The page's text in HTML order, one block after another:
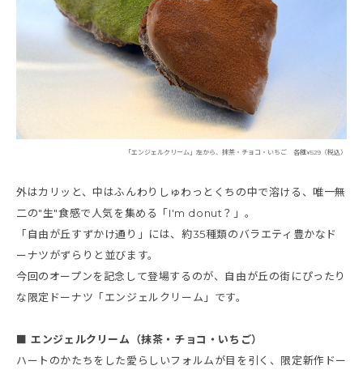
「エンジェルクリーム」左から、抹茶・チョコ・いちご 各種¥529（税込）
外はカリッと、中はふんわりしゅわっとくちの中で溶ける、唯一無
二の"生"食感で人気を集める「I'm donut？」。
「自由が丘すずかけ通り」には、約35種類のバラエティ豊かなド
ーナツがずらりと並びます。
今回のオープンを記念して登場するのが、自由が丘の街にぴったり
な限定ドーナツ「エンジェルクリーム」です。
■ エンジェルクリーム（抹茶・チョコ・いちご）
ハートのかたちをした愛らしいフォルムが目を引く、限定新作ドー